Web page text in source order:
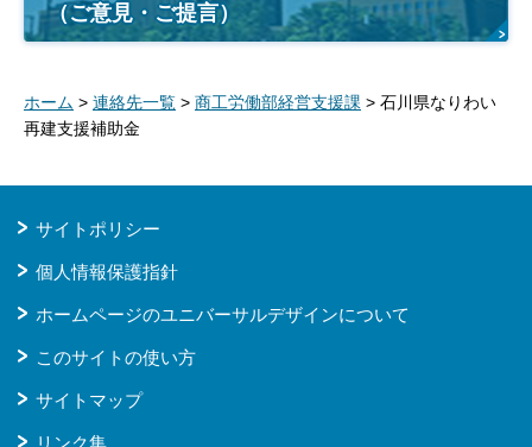
（ご意見・ご提言）
ホーム > 連絡先一覧 > 商工労働部経営支援課 > 石川県なりわい
再建支援補助金
サイトポリシー
個人情報保護指針
ホームページのユニバーサルデザインについて
このサイトの使い方
サイトマップ